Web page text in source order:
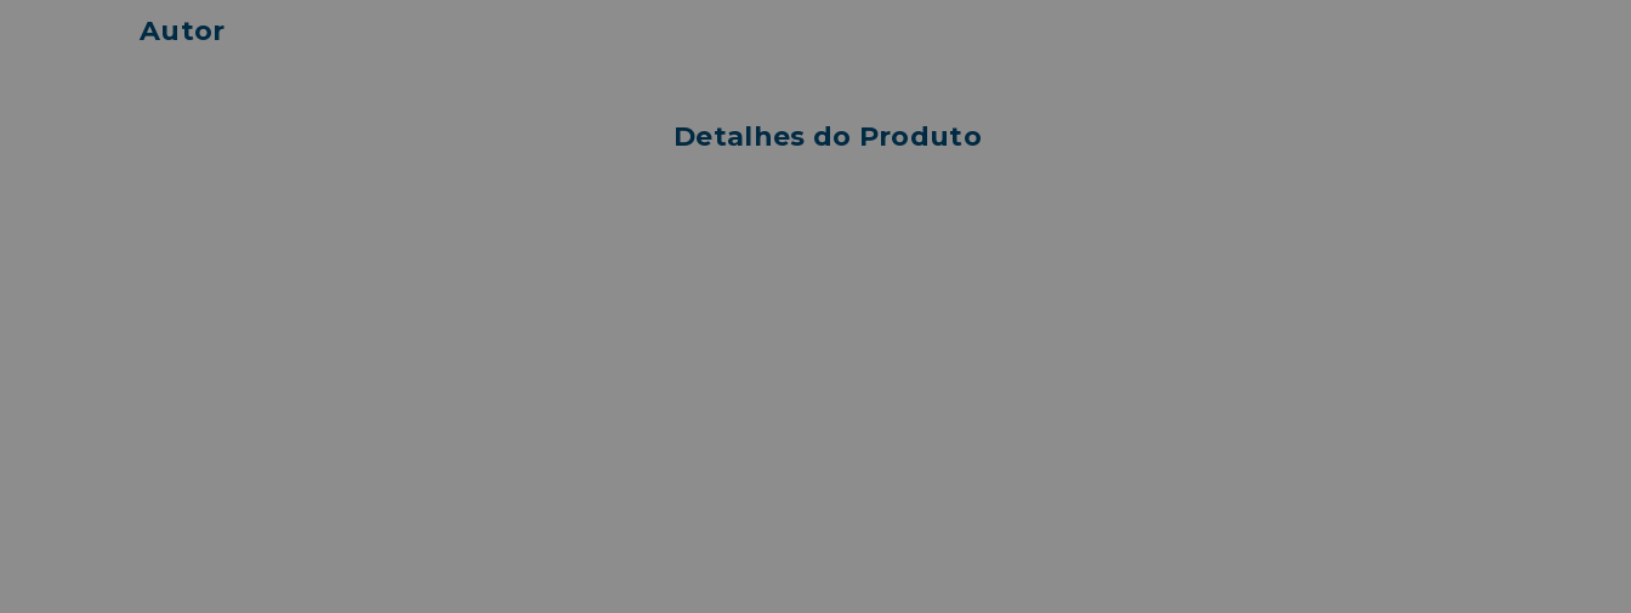
Autor
Detalhes do Produto